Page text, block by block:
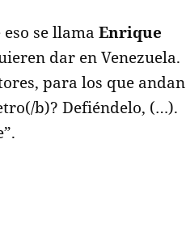
eso se llamaEnrique
dar en Venezuela.
para los que andan
b)? Defiéndelo, (…).